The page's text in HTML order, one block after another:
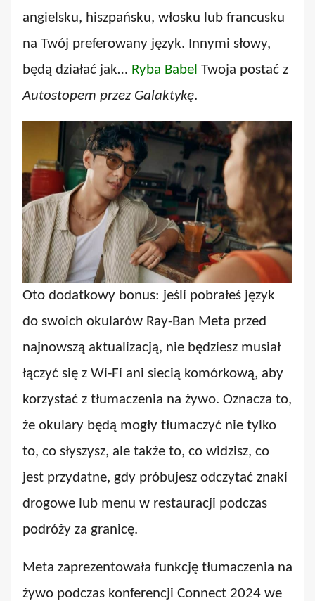
angielsku, hiszpańsku, włosku lub francusku
na Twój preferowany język. Innymi słowy,
będą działać jak… Ryba Babel Twoja postać z
Autostopem przez Galaktykę.
Oto dodatkowy bonus: jeśli pobrałeś język
do swoich okularów Ray-Ban Meta przed
najnowszą aktualizacją, nie będziesz musiał
łączyć się z Wi-Fi ani siecią komórkową, aby
korzystać z tłumaczenia na żywo. Oznacza to,
że okulary będą mogły tłumaczyć nie tylko
to, co słyszysz, ale także to, co widzisz, co
jest przydatne, gdy próbujesz odczytać znaki
drogowe lub menu w restauracji podczas
podróży za granicę.
Meta zaprezentowała funkcję tłumaczenia na
żywo podczas konferencji Connect 2024 we